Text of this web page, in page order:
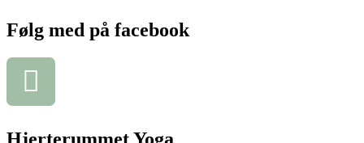
Følg med på facebook